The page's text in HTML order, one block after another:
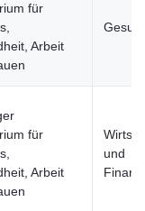
für
Arbeit
für
Arbeit
und